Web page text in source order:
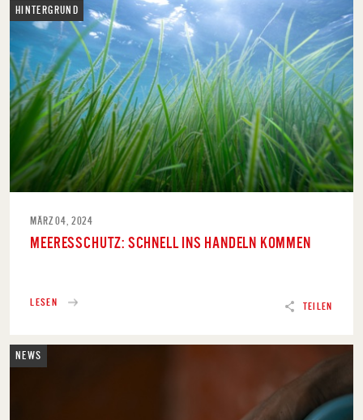
TEILEN
HINTERGRUND
MÄRZ 04, 2024
MEERESSCHUTZ: SCHNELL INS HANDELN KOMMEN
LESEN
NEWS